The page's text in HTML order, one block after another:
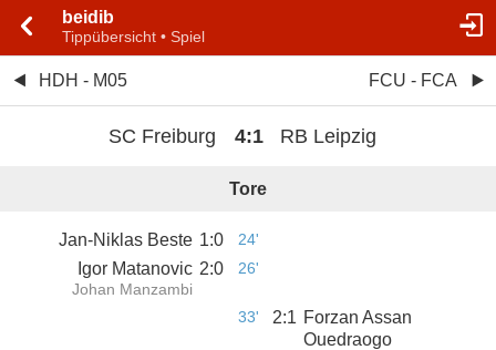
beidib
Tippübersicht • Spiel
HDH - M05 FCU - FCA
SC Freiburg 4:1 RB Leipzig
Tore
Jan-Niklas Beste 1:0 24'
Igor Matanovic
Johan Manzambi
2:0 26'
33' 2:1 Forzan Assan
Ouedraogo